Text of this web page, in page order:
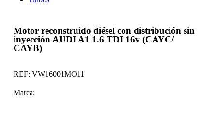
Motor reconstruido diésel con distribución sin
inyección AUDI A1 1.6 TDI 16v (CAYC/
CAYB)
REF: VW16001MO11
Marca: